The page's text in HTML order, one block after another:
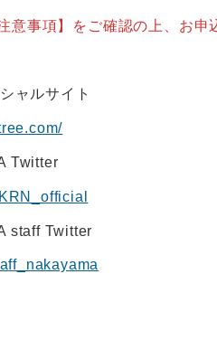
意事項】をご確認の上、お申
ャルサイト
Twitter
staff Twitter
ff_nakayama